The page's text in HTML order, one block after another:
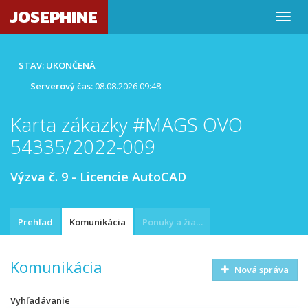
JOSEPHINE
STAV: UKONČENÁ
Serverový čas:08.08.2026 09:48
Karta zákazky #MAGS OVO
54335/2022-009
Výzva č. 9 - Licencie AutoCAD
Prehľad Komunikácia Ponuky a žiadosti
Komunikácia Nová správa
Vyhľadávanie